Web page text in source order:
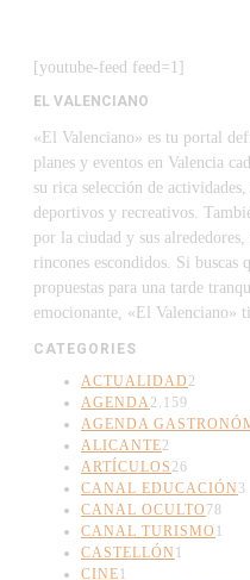
[youtube-feed feed=1]
EL VALENCIANO
«El Valenciano» es tu portal
planes y eventos en Valencia
su rica selección de
deportivos y recreativos.
por la ciudad y sus
rincones escondidos. Si buscas
propuestas para una tarde
emocionante, «El Valenciano»
CATEGORIES
ACTUALIDAD 2
AGENDA 2.159
AGENDA
ALICANTE2
ARTÍCULOS 26
CANAL EDUCACIÓN 3
CANAL OCULTO 78
CANAL TURISMO 1
CASTELLÓN 1
CINE1